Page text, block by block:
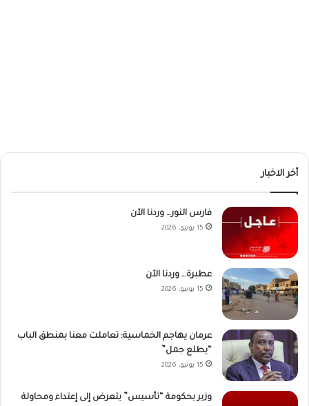
أخر الاخبار
فارس النور… وردنا الآن
15 يونيو، 2026
عطبرة… وردنا الآن
15 يونيو، 2026
عرمان يهاجم الخماسية: تعاملت معنا بمنطق الباب
“يطلع جمل”
15 يونيو، 2026
وزير بحكومة “تأسيس” يتعرض إلى إعتداء ومحاولة